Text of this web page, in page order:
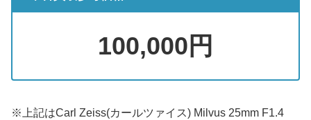
100,000円
※上記はCarl Zeiss(カールツァイス) Milvus 25mm F1.4